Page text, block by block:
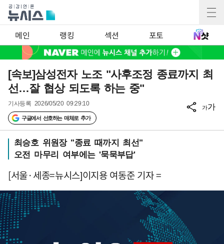
메인 랭킹 섹션 포토
[속보]삼성전자 노조 "사후조정 종료까지 최
선…잘 협상 되도록 하는 중"
기사등록 2026/05/20 09:29:10
구글에서 선호하는 매체로 추가
가가
최승호 위원장 "종료 때까지 최선"
오전 마무리 여부에는 '묵묵부답'
[서울·세종=뉴시스]이지용 여동준 기자 =